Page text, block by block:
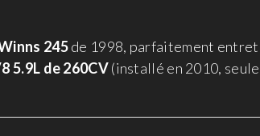
245de 1998, parfaitement
5.9L de 260CV(installé en 2010,